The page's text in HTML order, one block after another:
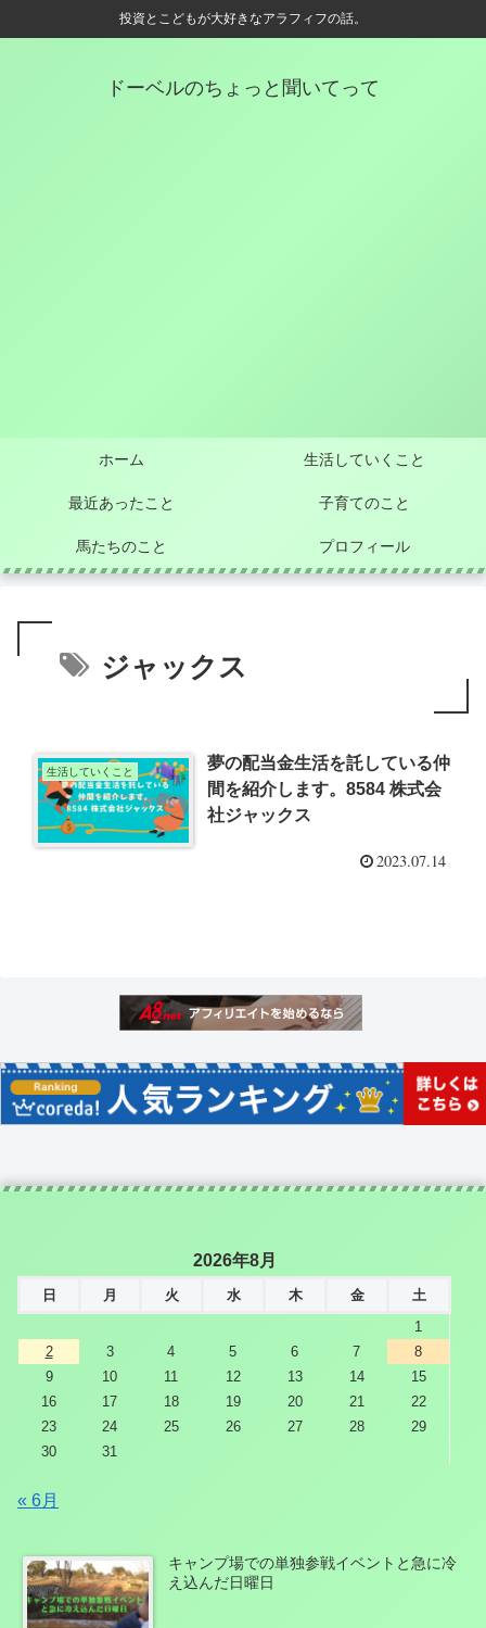
投資とこどもが大好きなアラフィフの話。
ドーベルのちょっと聞いてって
ホーム 生活していくこと
最近あったこと 子育てのこと
馬たちのこと プロフィール
ジャックス
生活していくこと
夢の配当金生活を託している仲
間を紹介します。8584 株式会
社ジャックス
2023.07.14
2026年8月
日 月 火 水 木 金
土
1
2
3 4 5 6 7
8
9
10 11 12 13 14
15
16
17 18 19 20 21
22
23
24 25 26 27 28
29
30
31
« 6月
キャンプ場での単独参戦イベントと急に冷
え込んだ日曜日